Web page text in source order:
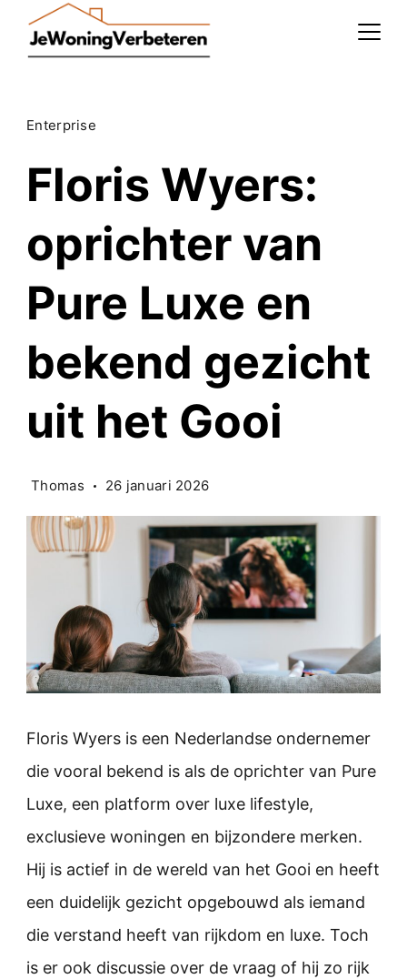
Enterprise
Floris Wyers:
oprichter van
Pure Luxe en
bekend gezicht
uit het Gooi
Thomas 26 januari 2026
Floris Wyers is een Nederlandse ondernemer
die vooral bekend is als de oprichter van Pure
Luxe, een platform over luxe lifestyle,
exclusieve woningen en bijzondere merken.
Hij is actief in de wereld van het Gooi en heeft
een duidelijk gezicht opgebouwd als iemand
die verstand heeft van rijkdom en luxe. Toch
is er ook discussie over de vraag of hij zo rijk